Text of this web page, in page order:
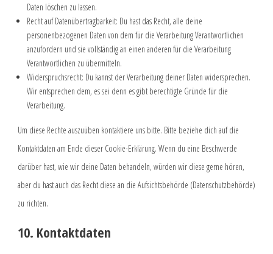
Daten löschen zu lassen.
Recht auf Datenübertragbarkeit: Du hast das Recht, alle deine
personenbezogenen Daten von dem für die Verarbeitung Verantwortlichen
anzufordern und sie vollständig an einen anderen für die Verarbeitung
Verantwortlichen zu übermitteln.
Widerspruchsrecht: Du kannst der Verarbeitung deiner Daten widersprechen.
Wir entsprechen dem, es sei denn es gibt berechtigte Gründe für die
Verarbeitung.
Um diese Rechte auszuüben kontaktiere uns bitte. Bitte beziehe dich auf die
Kontaktdaten am Ende dieser Cookie-Erklärung. Wenn du eine Beschwerde
darüber hast, wie wir deine Daten behandeln, würden wir diese gerne hören,
aber du hast auch das Recht diese an die Aufsichtsbehörde (Datenschutzbehörde)
zu richten.
10. Kontaktdaten